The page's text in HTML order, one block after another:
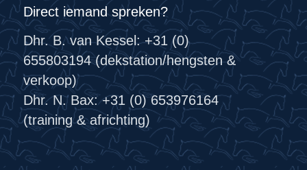
Direct iemand spreken?
Dhr. B. van Kessel: +31 (0)
655803194 (dekstation/hengsten &
verkoop)
Dhr. N. Bax: +31 (0) 653976164
(training & africhting)